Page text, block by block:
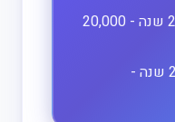
לאחר 20 שנה - 20,000
לאחר 20 שנה -